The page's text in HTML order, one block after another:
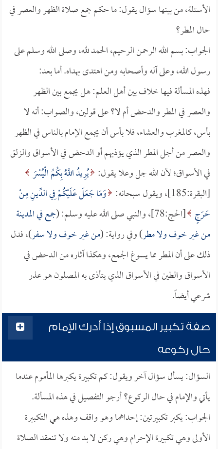
الأسئلة، من بينها سؤال يقول: ما حكم جمع صلاة الظهر والعصر في
حال المطر؟
الجواب: بسم الله الرحمن الرحيم، الحمد لله، وصلى الله وسلم على
رسول الله، وعلى آله وأصحابه ومن اهتدى بهداه. أما بعد:
فهذه المسألة فيها خلاف بين أهل العلم: هل يجمع بين الظهر
والعصر في المطر والدحض أم لا؟ على قولين، والصواب: أنه لا
بأس، كالمغرب والعشاء، فلا بأس أن يجمع الإمام بالناس في الظهر
والعصر من أجل المطر الذي يؤذيهم أو الدحض في الأسواق والزلق
في الأسواق؛ لأن الله جل وعلا يقول: يُرِيدُ اللَّهُ بِكُمُ الْيُسْرَ
[البقرة:185]، ويقول سبحانه:
وَمَا جَعَلَ عَلَيْكُمْ فِي الدِّينِ مِنْ
حَرَجٍ [الحج:78]، والنبي صلى الله عليه وسلم: (
جمع في المدينة
من غير خوف ولا مطر) وفي رواية: (من غير خوف ولا سفر)، فدل
ذلك على أن المطر مما يسوغ الجمع، وهكذا آثاره من الدحض في
الأسواق والطين في الأسواق الذي يتأذى به المصلون هو عذر
شرعي أيضاً.
صفة تكبير المسبوق إذا أدرك الإمام
حال ركوعه
السؤال: يسأل سؤال آخر ويقول: كم تكبيرة يكبرها المأموم عندما
يأتي والإمام في حال الركوع؟ أرجو التفصيل في هذه المسألة.
الجواب: يكبر تكبيرتين: إحداهما وهو واقف وهذه هي التكبيرة
الأولى وهي تكبيرة الإحرام وهي ركن لا بد منه ولا تنعقد الصلاة